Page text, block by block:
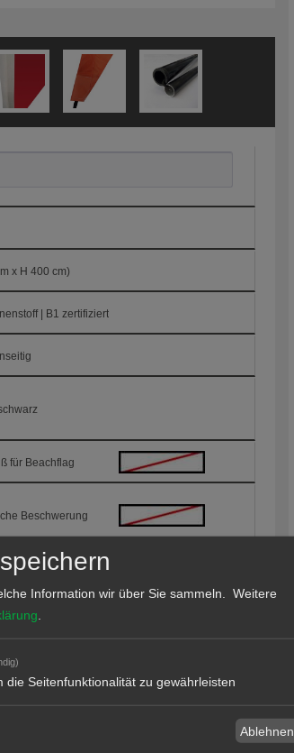
für Beachflag
Beschwerung
Information wir über Sie sammeln.
Weitere
die Seitenfunktionalität zu gewährleisten
Ablehnen